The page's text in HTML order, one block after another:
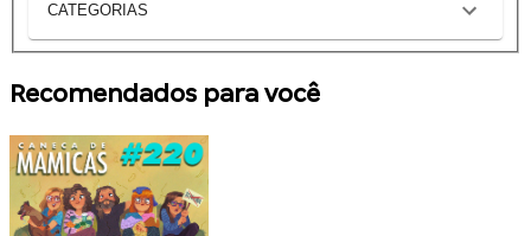
CATEGORIAS
Recomendados para você